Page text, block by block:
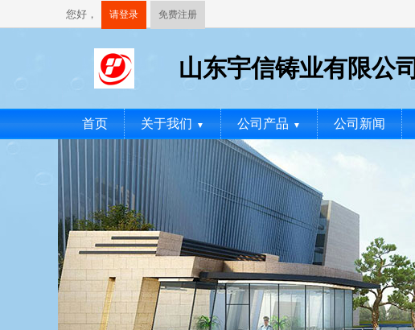
您好， 请登录 免费注册
山东宇信铸业有限公司
首页 关于我们 ▼ 公司产品 ▼ 公司新闻